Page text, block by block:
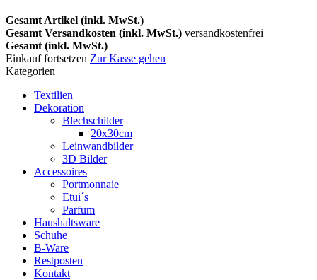
Gesamt Artikel (inkl. MwSt.)
Gesamt Versandkosten (inkl. MwSt.) versandkostenfrei
Gesamt (inkl. MwSt.)
Einkauf fortsetzen Zur Kasse gehen
Kategorien
Textilien
Dekoration
Blechschilder
20x30cm
Leinwandbilder
3D Bilder
Accessoires
Portmonnaie
Etui´s
Parfum
Haushaltsware
Schuhe
B-Ware
Restposten
Kontakt